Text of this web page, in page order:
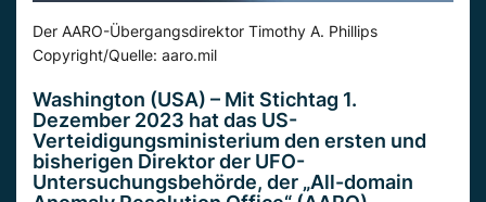
Der AARO-Übergangsdirektor Timothy A. Phillips
Copyright/Quelle: aaro.mil
Washington (USA) – Mit Stichtag 1.
Dezember 2023 hat das US-
Verteidigungsministerium den ersten und
bisherigen Direktor der UFO-
Untersuchungsbehörde, der „All-domain